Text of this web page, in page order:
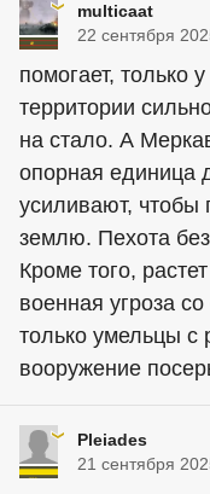
multicaat
22 сентября
помогает, только
территории
на стало. А
опорная единица
усиливают, чтобы
землю. Пехота
Кроме того,
военная угроза
только умельцы с
вооружение
Pleiades
21 сентября